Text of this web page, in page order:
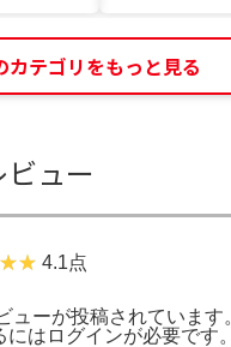
カテゴリをもっと見る
ュー
4.1点
ューが投稿されています
には ログインが必要です。